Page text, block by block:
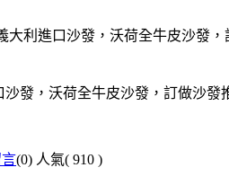
發，沃荷全牛皮沙發，訂做沙發
(0) 人氣( 910 )